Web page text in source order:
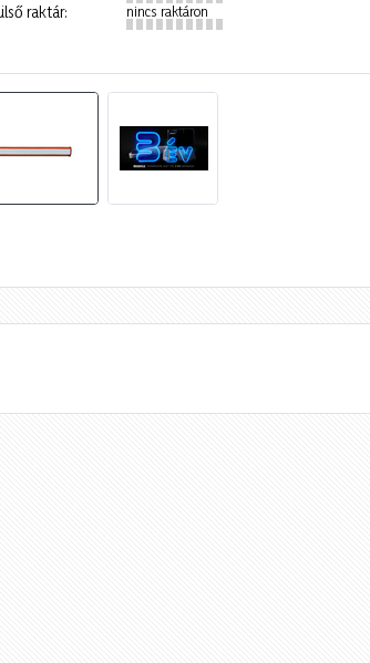
raktár: nincs raktáron